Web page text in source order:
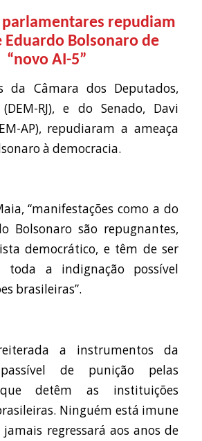
parlamentares repudiam
Eduardo Bolsonaro de
“novo AI-5”
da Câmara dos Deputados,
RJ), e do Senado, Davi
AP), repudiaram a ameaça
à democracia.
“manifestações como a do
Bolsonaro são repugnantes,
democrático, e têm de ser
toda a indignação possível
brasileiras”.
a instrumentos da
de punição pelas
detêm as instituições
Ninguém está imune
regressará aos anos de